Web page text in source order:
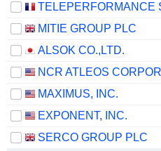
TELEPERFORMANCE
MITIE GROUP PLC
ALSOK CO.,LTD.
MAXIMUS, INC.
EXPONENT, INC.
SERCO GROUP PLC